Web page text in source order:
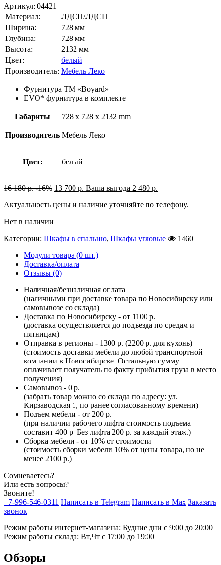
Артикул: 04421
Материал:
ЛДСП/ЛДСП
Ширина:
728 мм
Глубина:
728 мм
Высота:
2132 мм
Цвет:
белый
Производитель: Мебель Леко
Фурнитура ТМ «Boyard»
EVO* фурнитура в комплекте
Габариты 728 x 728 x 2132 mm
Производитель Мебель Леко
Цвет: белый
16 180р. -16% 13 700 р. Ваша выгода 2 480 р.
Актуальность цены и наличие уточняйте по телефону.
Нет в наличии
Категории: Шкафы в спальню, Шкафы угловые
1460
Модули товара (0 шт.)
Доставка/оплата
Отзывы (0)
Наличная/безналичная оплата
(наличными при доставке товара по Новосибирску или
самовывозе со склада)
Доставка по Новосибирску - от 1100 р.
(доставка осуществляется до подъезда по средам и
пятницам)
Отправка в регионы - 1300 р. (2200 р. для кухонь)
(стоимость доставки мебели до любой транспортной
компании в Новосибирске. Остальную сумму
оплачивает получатель по факту прибытия груза в место
получения)
Самовывоз - 0 р.
(забрать товар можно со склада по адресу: ул.
Кирзаводская 1, по ранее согласованному времени)
Подъем мебели - от 200 р.
(при наличии рабочего лифта стоимость подъема
составит 400 р. Без лифта 200 р. за каждый этаж.)
Сборка мебели - от 10% от стоимости
(стоимость сборки мебели 10% от цены товара, но не
менее 2100 р.)
Сомневаетесь?
Или есть вопросы?
Звоните!
+7-996-546-0311 Написать в Telegram Написать в Max Заказать
звонок
Режим работы интернет-магазина: Будние дни с 9:00 до 20:00
Режим работы склада: Вт,Чт с 17:00 до 19:00
Обзоры